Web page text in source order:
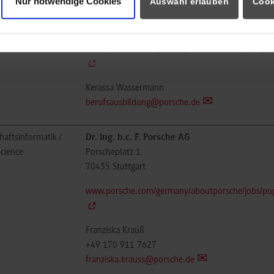
Kerassa Wassermann
berufsausbildung@porsche.de
/
Dr. Ing. h.c. F. Porsche AG
Porscheplatz 1
70435 Stuttgart
www.porsche.com/germany/aboutporsche/jobs/
Franziska Krauß
+49 170 911 7627
franziska.krauss@porsche.de